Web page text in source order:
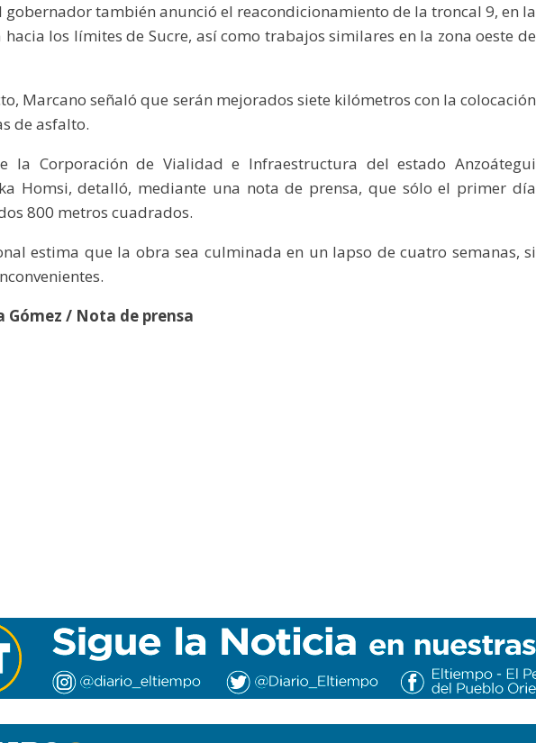
gobernador también anunció el reacondicionamiento de la troncal 9, en la
los límites de Sucre, así como trabajos similares en la zona oeste de
Marcano señaló que serán mejorados siete kilómetros con la colocación
de asfalto.
la Corporación de Vialidad e Infraestructura del estado Anzoátegui
Homsi, detalló, mediante una nota de prensa, que sólo el primer día
800 metros cuadrados.
estima que la obra sea culminada en un lapso de cuatro semanas, si
Gómez / Nota de prensa